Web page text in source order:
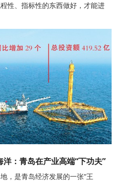
性、指标性的东西做好，才能进
：青岛在产业高端“下功夫”
，是青岛经济发展的一张“王